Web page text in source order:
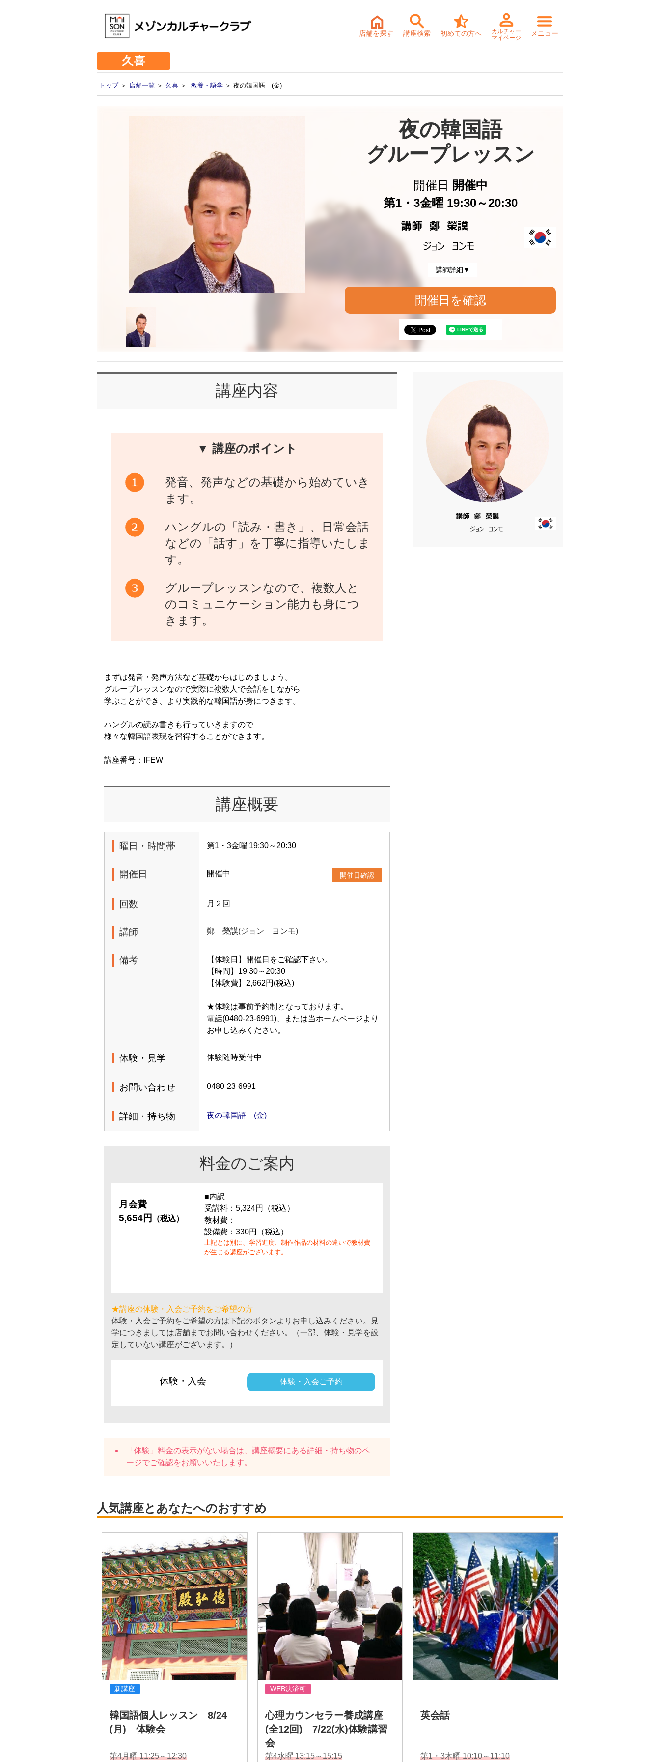
店舗を探す 講座検索 初めての方へ
カルチャー
マイページ
メニュー
久喜
トップ＞ 店舗一覧 ＞ 久喜 ＞ 教養・語学 ＞ 夜の韓国語 (金)
夜の韓国語
グループレッスン
開催日
開催中
第1・3金曜 19:30～20:30
講師詳細▼
開催日を確認
講座内容
▼ 講座のポイント
発音、発声などの基礎から始めていき
ます。
ハングルの「読み・書き」、日常会話
などの「話す」を丁寧に指導いたしま
す。
グループレッスンなので、複数人と
のコミュニケーション能力も身につ
きます。
まずは発音・発声方法など基礎からはじめましょう。
グループレッスンなので実際に複数人で会話をしながら
学ぶことができ、より実践的な韓国語が身につきます。
ハングルの読み書きも行っていきますので
様々な韓国語表現を習得することができます。
講座番号：IFEW
講座概要
曜日・時間帯 第1・3金曜 19:30～20:30
開催日 開催中 開催日確認
回数 月２回
講師 鄭 榮謨(ジョン ヨンモ)
備考
【体験日】開催日をご確認下さい。
【時間】19:30～20:30
【体験費】2,662円(税込)
★体験は事前予約制となっております。
電話(0480-23-6991)、または当ホームページより
お申し込みください。
体験・見学 体験随時受付中
お問い合わせ 0480-23-6991
詳細・持ち物 夜の韓国語 (金)
料金のご案内
月会費
5,654円
（税込）
■内訳
受講料：5,324円（税込）
教材費：
設備費：330円（税込）
上記とは別に、学習進度、制作作品の材料の違いで教材費
が生じる講座がございます。
★講座の体験・入会ご予約をご希望の方
体験・入会ご予約をご希望の方は下記のボタンよりお申し込みください。見
学につきましては店舗までお問い合わせください。（一部、体験・見学を設
定していない講座がございます。）
体験・入会 体験・入会ご予約
「体験」料金の表示がない場合は、講座概要にある詳細・持ち物のペ
ージでご確認をお願いいたします。